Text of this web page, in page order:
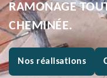
RAMONAGE
CHEMINÉE.
Nos réalisations